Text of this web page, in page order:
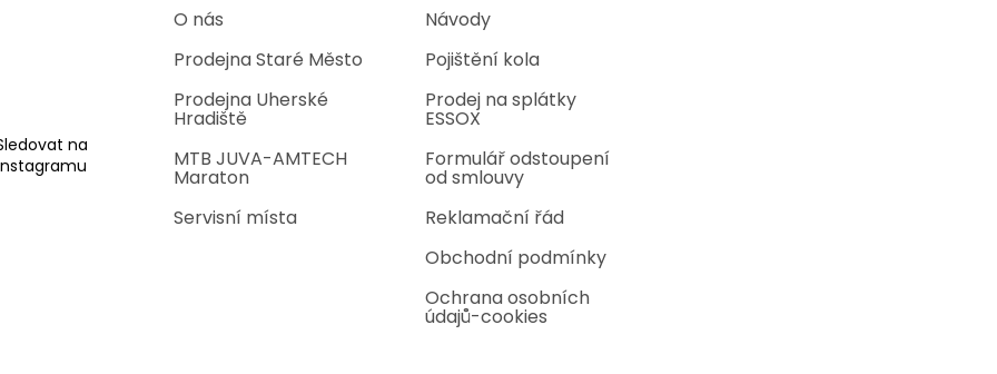
na
O nás
Prodejna Staré Město
Prodejna Uherské
Hradiště
MTB JUVA-AMTECH
Maraton
Servisní místa
Návody
Pojištění kola
Prodej na splátky
ESSOX
Formulář odstoupení
od smlouvy
Reklamační řád
Obchodní podmínky
Ochrana osobních
údajů-cookies